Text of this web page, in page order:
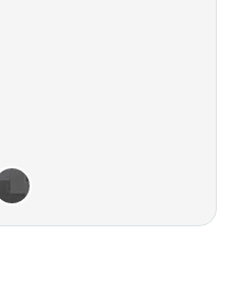
Carbone Noir